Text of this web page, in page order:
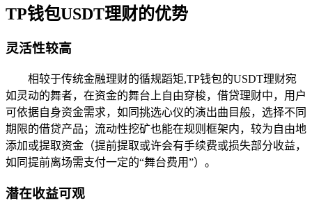
TP钱包USDT理财的优势
灵活性较高
相较于传统金融理财的循规蹈矩,TP钱包的USDT理财宛
如灵动的舞者，在资金的舞台上自由穿梭，借贷理财中，用户
可依据自身资金需求，如同挑选心仪的演出曲目般，选择不同
期限的借贷产品；流动性挖矿也能在规则框架内，较为自由地
添加或提取资金（提前提取或许会有手续费或损失部分收益，
如同提前离场需支付一定的“舞台费用”）。
潜在收益可观